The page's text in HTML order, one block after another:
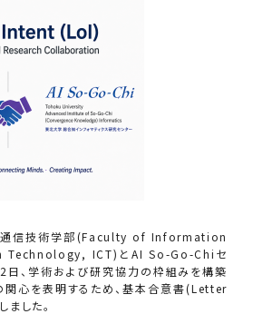
通信技術学部(Faculty of Information
ICT)とAI So-Go-Chiセ
日、学術および研究協力の枠組みを構築
関心を表明するため、基本合意書(Letter
した。